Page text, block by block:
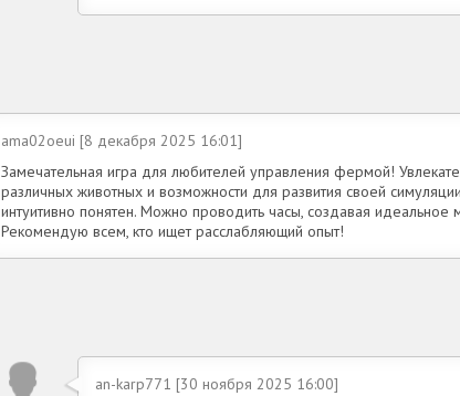
ama02oeui [8 декабря 2025 16:01]
Замечательная игра для любителей управления фермой!
различных животных и возможности для развития своей
интуитивно понятен. Можно проводить часы, создавая идеальное
Рекомендую всем, кто ищет расслабляющий опыт!
an-karp771 [30 ноября 2025 16:00]